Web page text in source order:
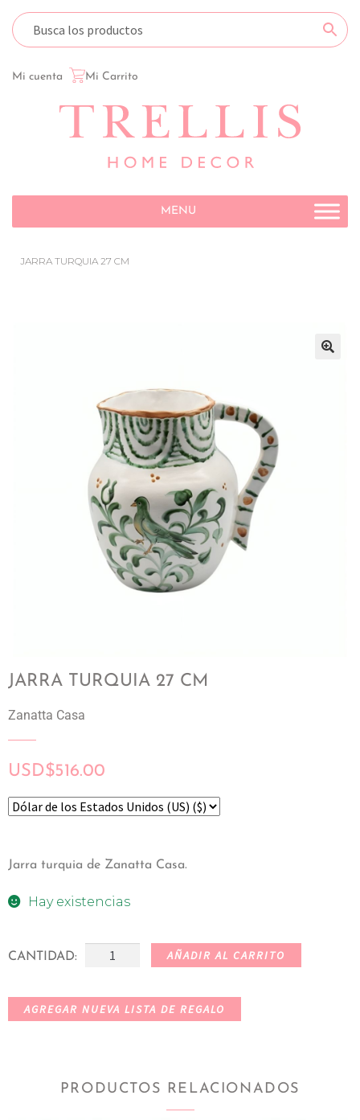
Mi cuenta Mi Carrito
MENU
JARRA TURQUIA 27 CM
JARRA TURQUIA 27 CM
Zanatta Casa
USD$516.00
Jarra turquia de Zanatta Casa.
Hay existencias
CANTIDAD: AÑADIR AL CARRITO
AGREGAR NUEVA LISTA DE REGALO
PRODUCTOS RELACIONADOS